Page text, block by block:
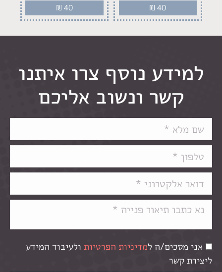
₪ 40
₪ 40
למידע נוסף צרו איתנו
קשר ונשוב אליכם
אני מסכים/ה למדיניות הפרטיות ולעיבוד המידע
ליצירת קשר